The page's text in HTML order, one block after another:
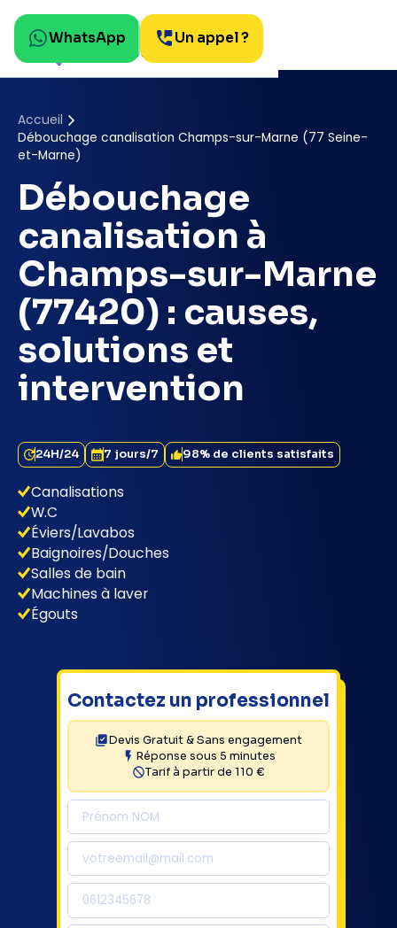
WhatsApp Un appel ?
Accueil
Débouchage canalisation Champs-sur-Marne (77 Seine-
et-Marne)
Débouchage
canalisation à
Champs-sur-Marne
(77420) : causes,
solutions et
intervention
24H/24 7 jours/7 98% de clients satisfaits
Canalisations
W.C
Éviers/Lavabos
Baignoires/Douches
Salles de bain
Machines à laver
Égouts
Contactez un professionnel
Devis Gratuit & Sans engagement
Réponse sous 5 minutes
Tarif à partir de 110 €